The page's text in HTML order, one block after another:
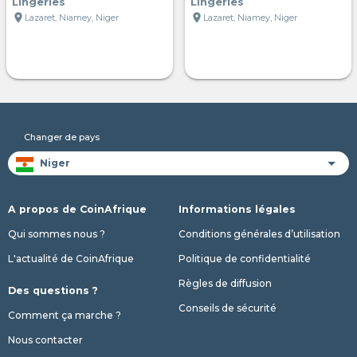
location_on Lazaret, Niamey, Niger
location_on Lazaret, Niamey, Niger
Changer de pays
A propos de CoinAfrique
Qui sommes nous ?
L'actualité de CoinAfrique
Des questions ?
Comment ça marche ?
Nous contacter
Informations légales
Conditions générales d’utilisation
Politique de confidentialité
Règles de diffusion
Conseils de sécurité